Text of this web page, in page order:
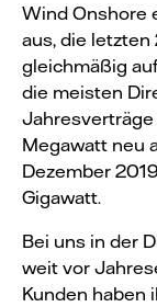
Wind Onshore
aus, die
gleichmäßig
die meisten
Jahresverträge
Megawatt neu
Dezember
Gigawatt.
Bei uns in der
weit vor
Kunden haben